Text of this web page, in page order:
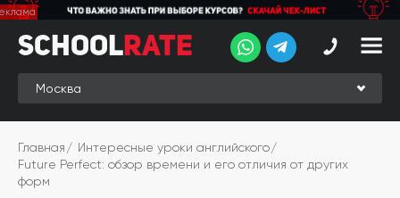
School
Rate
Рейтинг
Online-
рейтинг
SchoolRate
Главная
Интересные уроки английского
Future Perfect: обзор времени и его отличия от других
форм